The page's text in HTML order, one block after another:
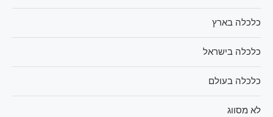
כלכלה בארץ
כלכלה בישראל
כלכלה בעולם
לא מסווג